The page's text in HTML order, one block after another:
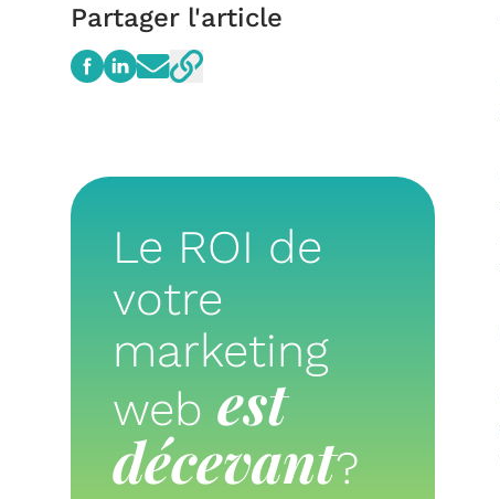
Partager l'article
Le ROI de
votre
marketing
web est
décevant?